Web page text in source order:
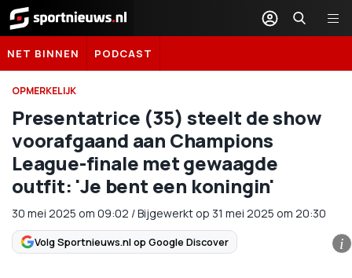
Sportnieuws.nl
NET BINNEN PODCAST
OPMERKELIJK
Presentatrice (35) steelt de show
voorafgaand aan Champions
League-finale met gewaagde
outfit: 'Je bent een koningin'
30 mei 2025 om 09:02 /Bijgewerkt op 31 mei 2025 om 20:30
Volg Sportnieuws.nl op Google Discover i